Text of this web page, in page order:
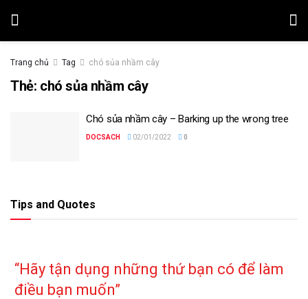
Trang chủ Tag chó sủa nhầm cây
Thẻ: chó sủa nhầm cây
Chó sủa nhầm cây – Barking up the wrong tree
DOCSACH 02/01/2022 0
Tips and Quotes
“Hãy tận dụng những thứ bạn có để làm
điều bạn muốn”